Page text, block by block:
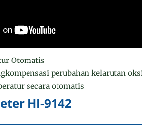
Otomatis
perubahan kelarutan
secara otomatis.
HI-9142